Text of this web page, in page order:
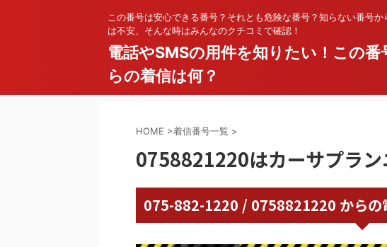
この番号は安心できる番号？それとも危険な番号？知らない番号か
は不安、そんな時はみんなのクチコミで確認！
電話やSMSの用件を知りたい！この番
らの着信は何？
HOME >着信番号一覧 >
0758821220はカーサプラ
075-882-1220 / 0758821220 からの